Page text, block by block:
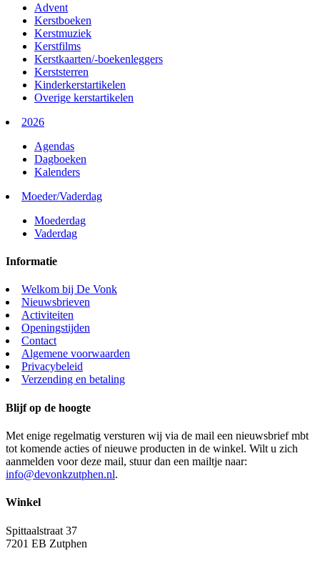
Advent
Kerstboeken
Kerstmuziek
Kerstfilms
Kerstkaarten/-boekenleggers
Kerststerren
Kinderkerstartikelen
Overige kerstartikelen
2026
Agendas
Dagboeken
Kalenders
Moeder/Vaderdag
Moederdag
Vaderdag
Informatie
Welkom bij De Vonk
Nieuwsbrieven
Activiteiten
Openingstijden
Contact
Algemene voorwaarden
Privacybeleid
Verzending en betaling
Blijf op de hoogte
Met enige regelmatig versturen wij via de mail een nieuwsbrief mbt
tot komende acties of nieuwe producten in de winkel. Wilt u zich
aanmelden voor deze mail, stuur dan een mailtje naar:
info@devonkzutphen.nl.
Winkel
Spittaalstraat 37
7201 EB Zutphen